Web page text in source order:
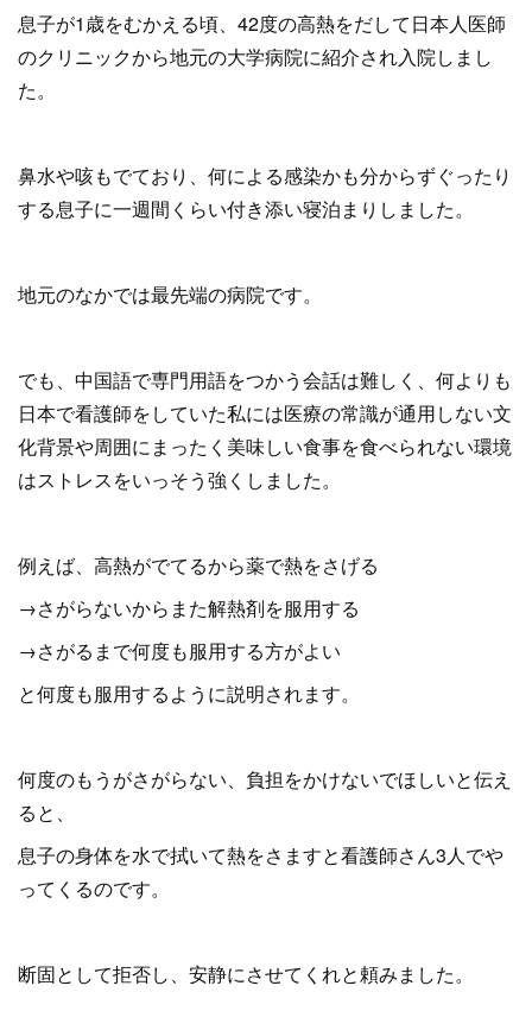
息子が1歳をむかえる頃、42度の高熱をだして日本人医師
のクリニックから地元の大学病院に紹介され入院しまし
た。
鼻水や咳もでており、何による感染かも分からずぐったり
する息子に一週間くらい付き添い寝泊まりしました。
地元のなかでは最先端の病院です。
でも、中国語で専門用語をつかう会話は難しく、何よりも
日本で看護師をしていた私には医療の常識が通用しない文
化背景や周囲にまったく美味しい食事を食べられない環境
はストレスをいっそう強くしました。
例えば、高熱がでてるから薬で熱をさげる
→さがらないからまた解熱剤を服用する
→さがるまで何度も服用する方がよい
と何度も服用するように説明されます。
何度のもうがさがらない、負担をかけないでほしいと伝え
ると、
息子の身体を水で拭いて熱をさますと看護師さん3人でや
ってくるのです。
断固として拒否し、安静にさせてくれと頼みました。